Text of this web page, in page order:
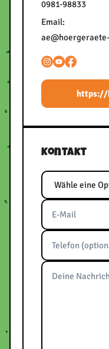
0981-98833
Email:
https://
Kontakt
Bitte frei lassen
Thema
E-Mail
Telefon
Nachricht